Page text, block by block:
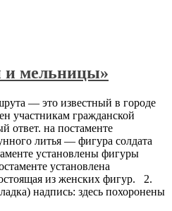
и мельницы»
— это известный в городе
участникам гражданской
ответ. на постаменте
литья — фигура солдата
установлены фигуры
установлена
из женских фигур. 2.
надпись: здесь похоронены